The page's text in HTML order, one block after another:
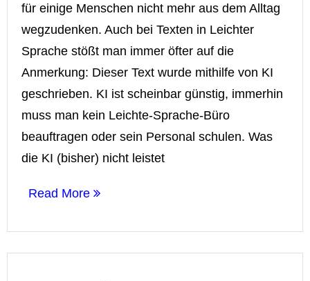
für einige Menschen nicht mehr aus dem Alltag
wegzudenken. Auch bei Texten in Leichter
Sprache stößt man immer öfter auf die
Anmerkung: Dieser Text wurde mithilfe von KI
geschrieben. KI ist scheinbar günstig, immerhin
muss man kein Leichte-Sprache-Büro
beauftragen oder sein Personal schulen. Was
die KI (bisher) nicht leistet
Read More